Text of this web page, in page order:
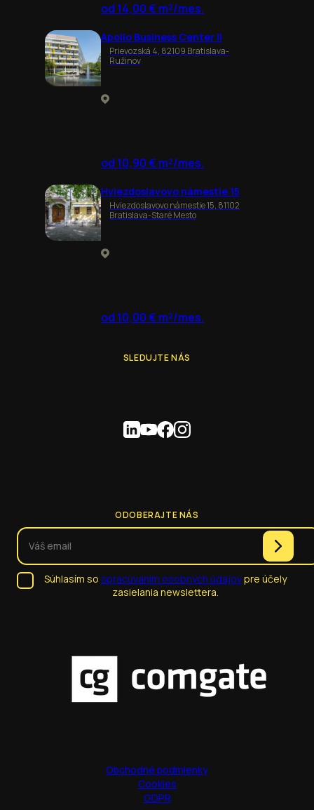
od 14,00 € m²/mes.
Apollo Business Center II
Prievozská 4, 82109 Bratislava-
Ružinov
od 10,90 € m²/mes.
Hviezdoslavovo námestie 15
Hviezdoslavovo námestie 15, 81102
Bratislava-Staré Mesto
od 10,00 € m²/mes.
SLEDUJTE NÁS
ODOBERAJTE NÁS
Súhlasím so spracúvaním osobných údajovpre účely
zasielania newslettera.
Obchodné podmienky
Cookies
GDPR